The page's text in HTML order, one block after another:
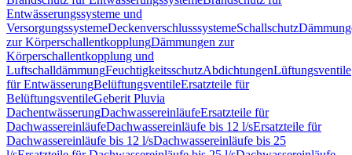
Entwässerungssysteme und
VersorgungssystemeDeckenverschlusssystemeSchallschutz
zur KörperschallentkopplungDämmungen zur
Körperschallentkopplung und
LuftschalldämmungFeuchtigkeitsschutzAbdichtungenLüftungsventile
für EntwässerungBelüftungsventileErsatzteile für
BelüftungsventileGeberit Pluvia
DachentwässerungDachwassereinläufeErsatzteile für
DachwassereinläufeDachwassereinläufe bis 12 l/sErsatzteile für
Dachwassereinläufe bis 12 l/sDachwassereinläufe bis 25